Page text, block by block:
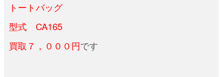
トートバッグ
型式 CA165
買取７，０００円です